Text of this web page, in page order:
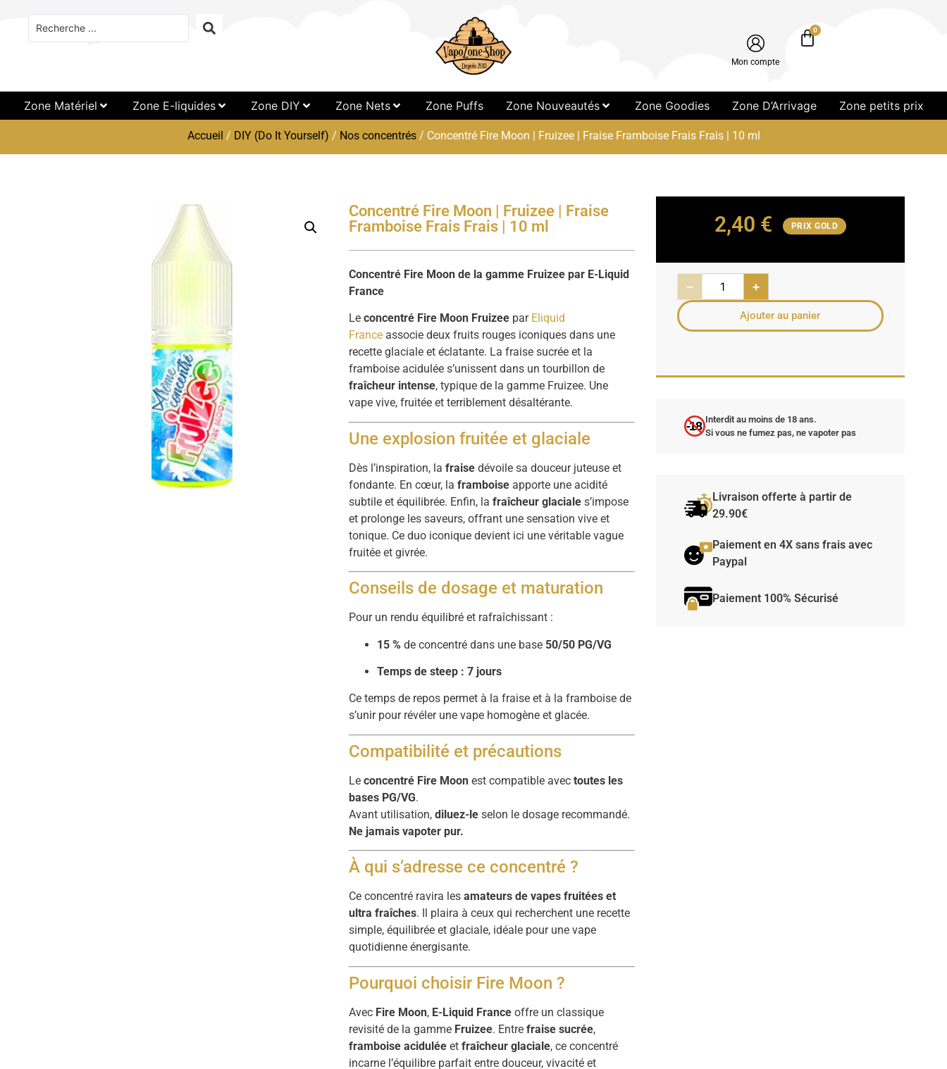
Mon compte
0
Zone Matériel Zone E-liquides Zone DIY Zone Nets Zone Puffs Zone Nouveautés Zone Goodies Zone D’Arrivage Zone petits prix
Accueil / DIY (Do It Yourself) / Nos concentrés/ Concentré Fire Moon | Fruizee | Fraise Framboise Frais Frais | 10 ml
Concentré Fire Moon | Fruizee | Fraise
Framboise Frais Frais | 10 ml
Concentré Fire Moon de la gamme Fruizee par E-Liquid
France
Leconcentré Fire Moon Fruizee par Eliquid
France associe deux fruits rouges iconiques dans une
recette glaciale et éclatante. La fraise sucrée et la
framboise acidulée s’unissent dans un tourbillon de
fraîcheur intense, typique de la gamme Fruizee. Une
vape vive, fruitée et terriblement désaltérante.
Une explosion fruitée et glaciale
Dès l’inspiration, lafraise dévoile sa douceur juteuse et
fondante. En cœur, laframboise apporte une acidité
subtile et équilibrée. Enfin, lafraîcheur glaciale s’impose
et prolonge les saveurs, offrant une sensation vive et
tonique. Ce duo iconique devient ici une véritable vague
fruitée et givrée.
Conseils de dosage et maturation
Pour un rendu équilibré et rafraîchissant :
15 % de concentré dans une base 50/50 PG/VG
Temps de steep : 7 jours
Ce temps de repos permet à la fraise et à la framboise de
s’unir pour révéler une vape homogène et glacée.
Compatibilité et précautions
Leconcentré Fire Moon est compatible avectoutes les
bases PG/VG.
Avant utilisation,diluez-le selon le dosage recommandé.
Ne jamais vapoter pur.
À qui s’adresse ce concentré ?
Ce concentré ravira lesamateurs de vapes fruitées et
ultra fraîches. Il plaira à ceux qui recherchent une recette
simple, équilibrée et glaciale, idéale pour une vape
quotidienne énergisante.
Pourquoi choisir Fire Moon ?
Avec Fire Moon, E-Liquid France offre un classique
revisité de la gamme Fruizee. Entrefraise sucrée,
framboise acidulée etfraîcheur glaciale, ce concentré
incarne l’équilibre parfait entre douceur, vivacité et
2,40 € PRIX GOLD
− +
Ajouter au panier
-18 Interdit au moins de 18 ans.
Si vous ne fumez pas, ne vapoter pas
Livraison offerte à partir de
29.90€
Paiement en 4X sans frais avec
Paypal
Paiement 100% Sécurisé